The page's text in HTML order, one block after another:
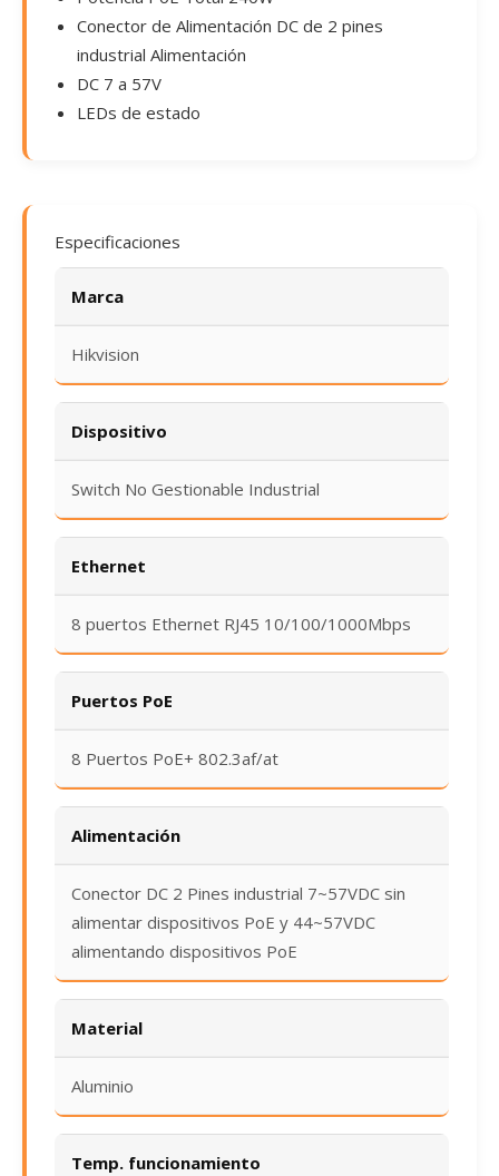
Conector de Alimentación DC de 2 pines
industrial Alimentación
DC 7 a 57V
LEDs de estado
Especificaciones
Marca
Hikvision
Dispositivo
Switch No Gestionable Industrial
Ethernet
8 puertos Ethernet RJ45 10/100/1000Mbps
Puertos PoE
8 Puertos PoE+ 802.3af/at
Alimentación
Conector DC 2 Pines industrial 7~57VDC sin
alimentar dispositivos PoE y 44~57VDC
alimentando dispositivos PoE
Material
Aluminio
Temp. funcionamiento